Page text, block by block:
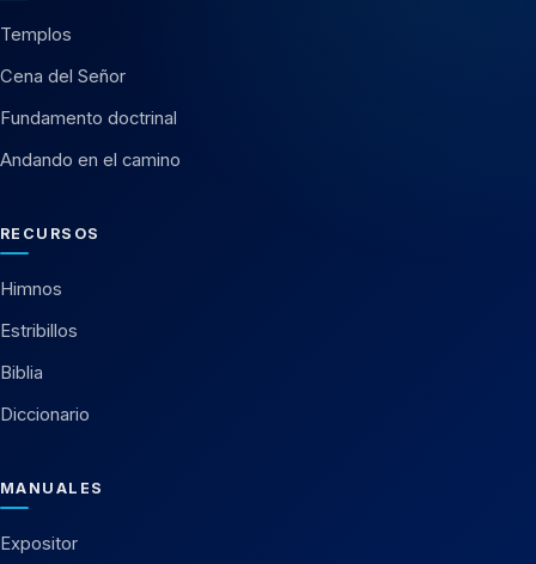
Templos
Cena del Señor
Fundamento doctrinal
Andando en el camino
RECURSOS
Himnos
Estribillos
Biblia
Diccionario
MANUALES
Expositor